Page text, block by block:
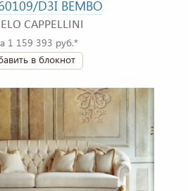
D3I BEMBO
CAPPELLINI
1 159 393 руб.*
в блокнот